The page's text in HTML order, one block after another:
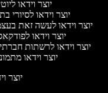
יוצר וידאו
יוצר וידאו לסיורי
יוצר וידאו לעשה זאת
יוצר וידאו
יוצר וידאו לרשתות
יוצר וידאו
יוצר